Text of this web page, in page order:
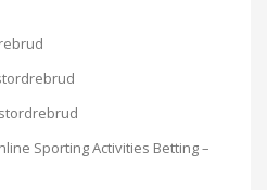
Sporting Activities Betting –